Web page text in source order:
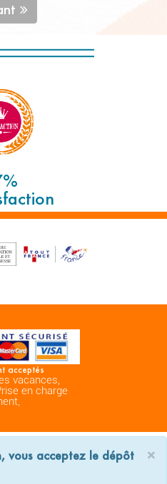
acceptés
vacances,
en charge
×
vous acceptez le dépôt